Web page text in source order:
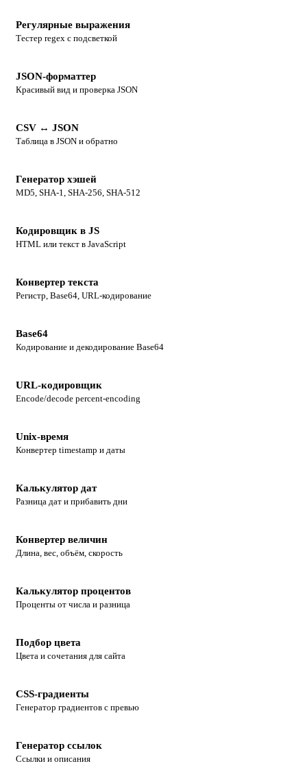
Регулярные выражения
Тестер regex с подсветкой
JSON-форматтер
Красивый вид и проверка JSON
CSV ↔ JSON
Таблица в JSON и обратно
Генератор хэшей
MD5, SHA-1, SHA-256, SHA-512
Кодировщик в JS
HTML или текст в JavaScript
Конвертер текста
Регистр, Base64, URL-кодирование
Base64
Кодирование и декодирование Base64
URL-кодировщик
Encode/decode percent-encoding
Unix-время
Конвертер timestamp и даты
Калькулятор дат
Разница дат и прибавить дни
Конвертер величин
Длина, вес, объём, скорость
Калькулятор процентов
Проценты от числа и разница
Подбор цвета
Цвета и сочетания для сайта
CSS-градиенты
Генератор градиентов с превью
Генератор ссылок
Ссылки и описания